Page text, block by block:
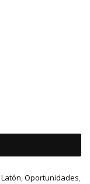
Latón,Oportunidades,